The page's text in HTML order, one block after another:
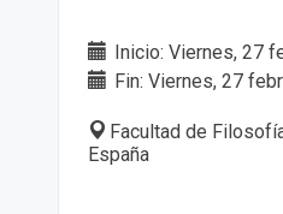
Inicio: Viernes, 27
Fin: Viernes, 27
Facultad de
España